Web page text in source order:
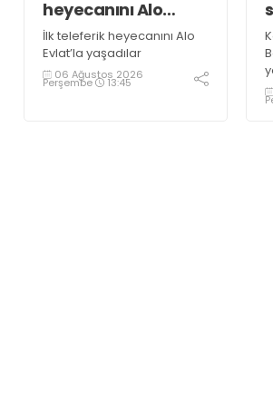
heyecanını Alo
Evlat’la yaşadılar
İlk teleferik heyecanını Alo
Evlat’la yaşadılar
06 Ağustos 2026
Perşembe 13:45